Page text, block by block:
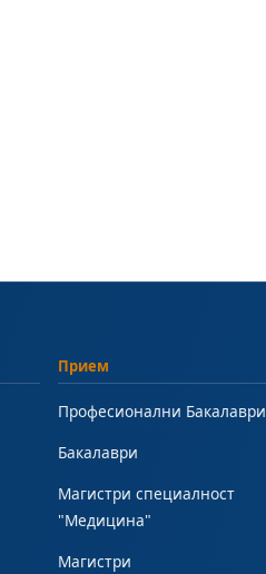
Прием
Професионални Бакалаври
Бакалаври
Магистри специалност
"Медицина"
Магистри